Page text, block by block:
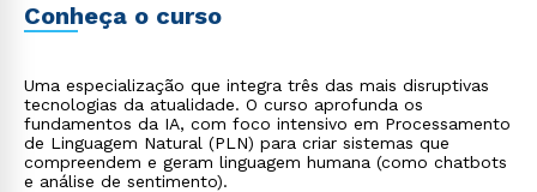
Conheça o curso
Uma especialização que integra três das mais disruptivas
tecnologias da atualidade. O curso aprofunda os
fundamentos da IA, com foco intensivo em Processamento
de Linguagem Natural (PLN) para criar sistemas que
compreendem e geram linguagem humana (como chatbots
e análise de sentimento).